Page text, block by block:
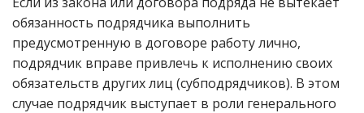
обязанность подрядчика выполнить
предусмотренную в договоре работу лично,
подрядчик вправе привлечь к исполнению своих
обязательств других лиц (субподрядчиков). В этом
случае подрядчик выступает в роли генерального